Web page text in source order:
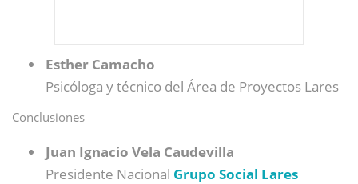
Esther Camacho
Psicóloga y técnico del Área de Proyectos Lares
Conclusiones
Juan Ignacio Vela Caudevilla
Presidente Nacional Grupo Social Lares